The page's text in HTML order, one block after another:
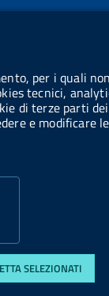
per i quali
tecnici,
di terze parti
e modificare
SELEZIONATI